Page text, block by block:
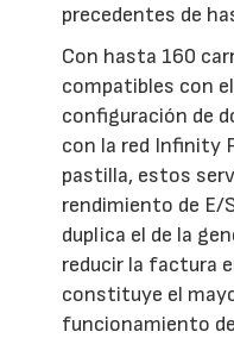
precedentes de
Con hasta 160
compatibles con
configuración de
con la red Infinity
pastilla, estos
rendimiento de E/
duplica el de la
reducir la factura
constituye el
funcionamiento